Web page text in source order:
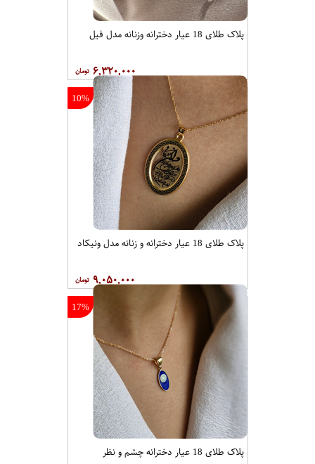
پلاک طلای 18 عیار دخترانه وزنانه مدل فیل
۶,۳۲۰,۰۰۰
10%
پلاک طلای 18 عیار دخترانه و زنانه مدل ونیکاد
۹,۰۵۰,۰۰۰
17%
پلاک طلای 18 عیار دخترانه چشم و نظر